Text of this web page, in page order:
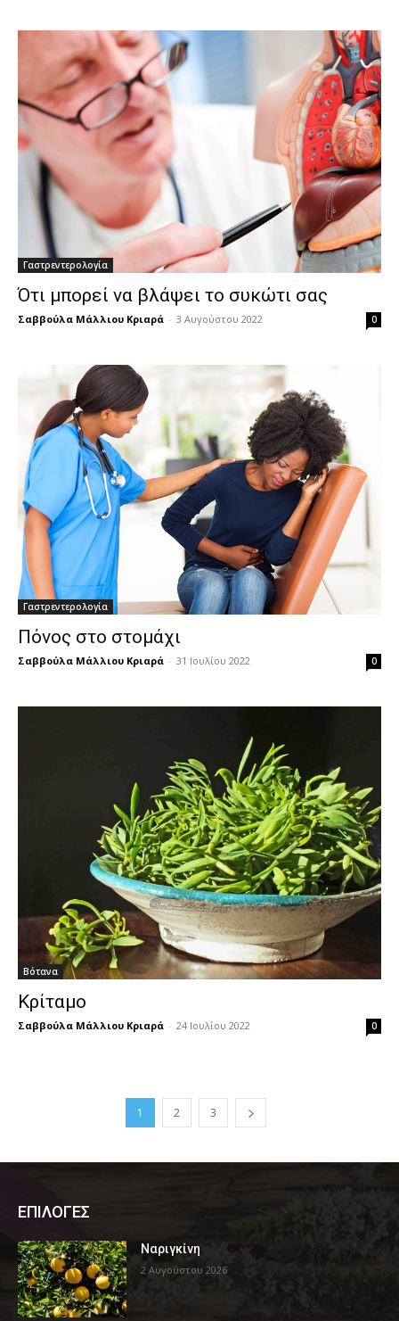
Γαστρεντερολογία
Ότι μπορεί να βλάψει το συκώτι σας
Σαββούλα Μάλλιου Κριαρά - 3 Αυγούστου 2022 0
Γαστρεντερολογία
Πόνος στο στομάχι
Σαββούλα Μάλλιου Κριαρά - 31 Ιουλίου 2022 0
Βότανα
Κρίταμο
Σαββούλα Μάλλιου Κριαρά - 24 Ιουλίου 2022 0
1 2 3
ΕΠΙΛΟΓΕΣ
Ναριγκίνη
2 Αυγούστου 2026